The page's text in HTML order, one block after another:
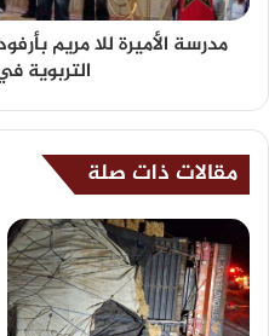
مدرسة الأميرة للا مريم
التربوية
مقالات ذات صلة